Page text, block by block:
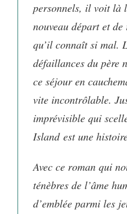
personnels, il voit là
nouveau départ et
qu’il connaît si mal.
défaillances du père
ce séjour en
vite incontrôlable.
imprévisible qui
Islandest une
Avec ce roman qui
ténèbres de l’âme
d’emblée parmi les